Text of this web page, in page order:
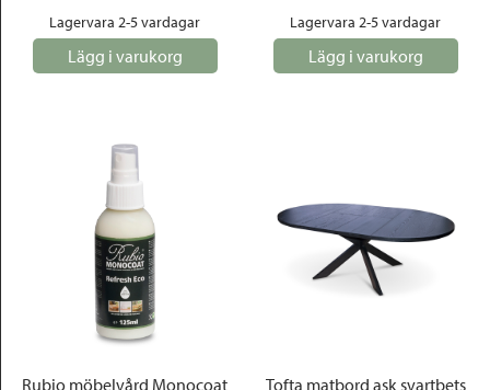
Lagervara 2-5 vardagar
Lägg i varukorg
Lagervara 2-5 vardagar
Lägg i varukorg
Rubio möbelvård Monocoat
Tofta matbord ask svartbets